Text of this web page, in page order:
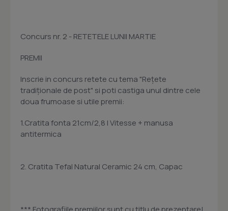
Concurs nr. 2 - RETETELE LUNII MARTIE
PREMII
Inscrie in concurs retete cu tema "Rețete
tradiționale de post" si poti castiga unul dintre cele
doua frumoase si utile premii:
1.Cratita fonta 21cm/2,8 l Vitesse + manusa
antitermica
2. Cratita Tefal Natural Ceramic 24 cm, Capac